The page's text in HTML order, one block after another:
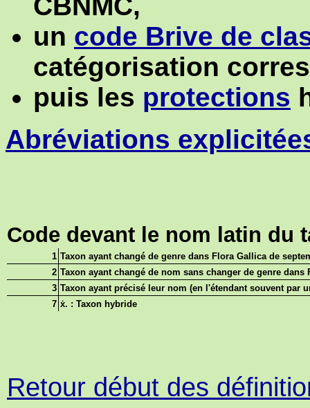
un code Brive de
catégorisation
puis les protections
Abréviations
Code devant le nom latin du
1 Taxon ayant changé de genre dans Flora Gallica de
2 Taxon ayant changé de nom sans changer de genre dans
3 Taxon ayant précisé leur nom (en l'étendant souvent par
7 ẋ. : Taxon hybride
Retour début des